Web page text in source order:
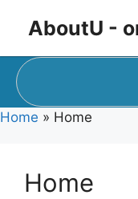
inhoud
AboutU -
Home » Home
Home